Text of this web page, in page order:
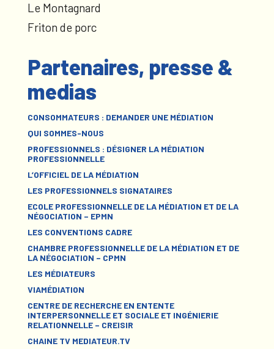
Le Montagnard
Friton de porc
Partenaires, presse &
medias
CONSOMMATEURS : DEMANDER UNE MÉDIATION
QUI SOMMES-NOUS
PROFESSIONNELS : DÉSIGNER LA MÉDIATION
PROFESSIONNELLE
L’OFFICIEL DE LA MÉDIATION
LES PROFESSIONNELS SIGNATAIRES
ECOLE PROFESSIONNELLE DE LA MÉDIATION ET DE LA
NÉGOCIATION – EPMN
LES CONVENTIONS CADRE
CHAMBRE PROFESSIONNELLE DE LA MÉDIATION ET DE
LA NÉGOCIATION – CPMN
LES MÉDIATEURS
VIAMÉDIATION
CENTRE DE RECHERCHE EN ENTENTE
INTERPERSONNELLE ET SOCIALE ET INGÉNIERIE
RELATIONNELLE – CREISIR
CHAINE TV MEDIATEUR.TV